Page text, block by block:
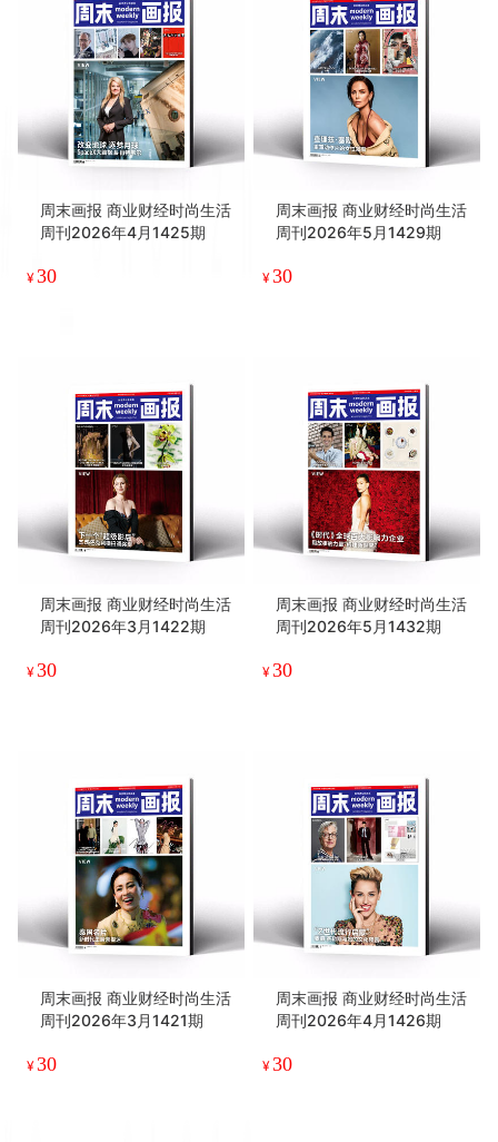
周末画报 商业财经时尚生活
周刊2026年4月1425期
¥30
周末画报 商业财经时尚生活
周刊2026年5月1429期
¥30
周末画报 商业财经时尚生活
周刊2026年3月1422期
¥30
周末画报 商业财经时尚生活
周刊2026年5月1432期
¥30
周末画报 商业财经时尚生活
周刊2026年3月1421期
¥30
周末画报 商业财经时尚生活
周刊2026年4月1426期
¥30